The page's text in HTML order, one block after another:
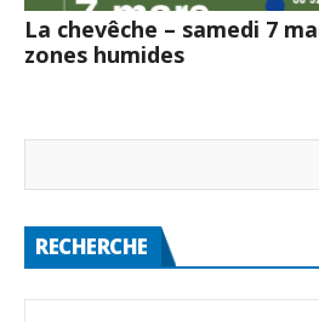
La chevêche – samedi 7
zones humides
RECHERCHE